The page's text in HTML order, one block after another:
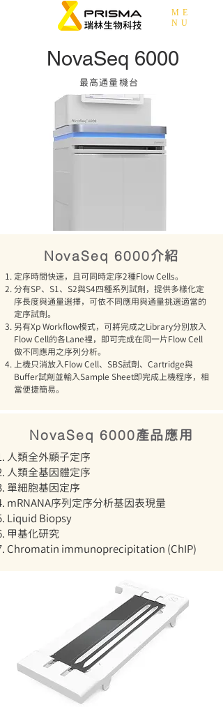
ME
NU
NovaSeq 6000
​最高通量機台
NovaSeq 6000介紹
定序時間快速，且可同時定序2種Flow Cells。
分有SP、S1、S2與S4四種系列試劑，提供多樣化定
序長度與通量選擇，可依不同應用與通量挑選適當的
定序試劑。
另有Xp Workflow模式，可將完成之Library分別放入
Flow Cell的各Lane裡，即可完成在同一片Flow Cell
做不同應用之序列分析。​
上機只消放入Flow Cell、SBS試劑、Cartridge與
Buffer試劑並輸入Sample Sheet即完成上機程序，相
當便捷簡易。
NovaSeq 6000產品應用
人類全外顯子定序
人類全基因體定序
單細胞基因定序
mRNANA序列定序分析基因表現量
Liquid Biopsy
甲基化研究
Chromatin immunoprecipitation (ChIP)